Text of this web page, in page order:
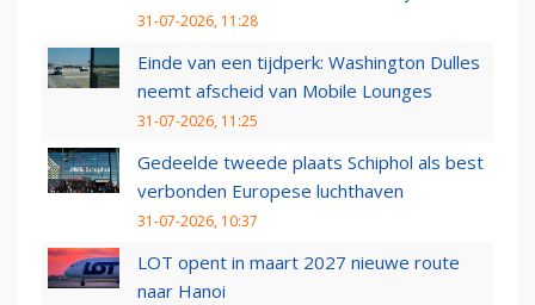
31-07-2026, 11:28
Einde van een tijdperk: Washington Dulles
neemt afscheid van Mobile Lounges
31-07-2026, 11:25
Gedeelde tweede plaats Schiphol als best
verbonden Europese luchthaven
31-07-2026, 10:37
LOT opent in maart 2027 nieuwe route
naar Hanoi